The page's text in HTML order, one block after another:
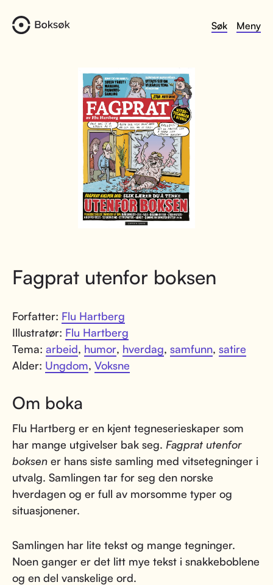
Søk Meny
Fagprat utenfor boksen
Forfatter: Flu Hartberg
Illustratør: Flu Hartberg
Tema: arbeid, humor, hverdag, samfunn, satire
Alder: Ungdom, Voksne
Om boka
Flu Hartberg er en kjent tegneserieskaper som
har mange utgivelser bak seg. Fagprat utenfor
boksen er hans siste samling med vitsetegninger i
utvalg. Samlingen tar for seg den norske
hverdagen og er full av morsomme typer og
situasjonener.
Samlingen har lite tekst og mange tegninger.
Noen ganger er det litt mye tekst i snakkeboblene
og en del vanskelige ord.